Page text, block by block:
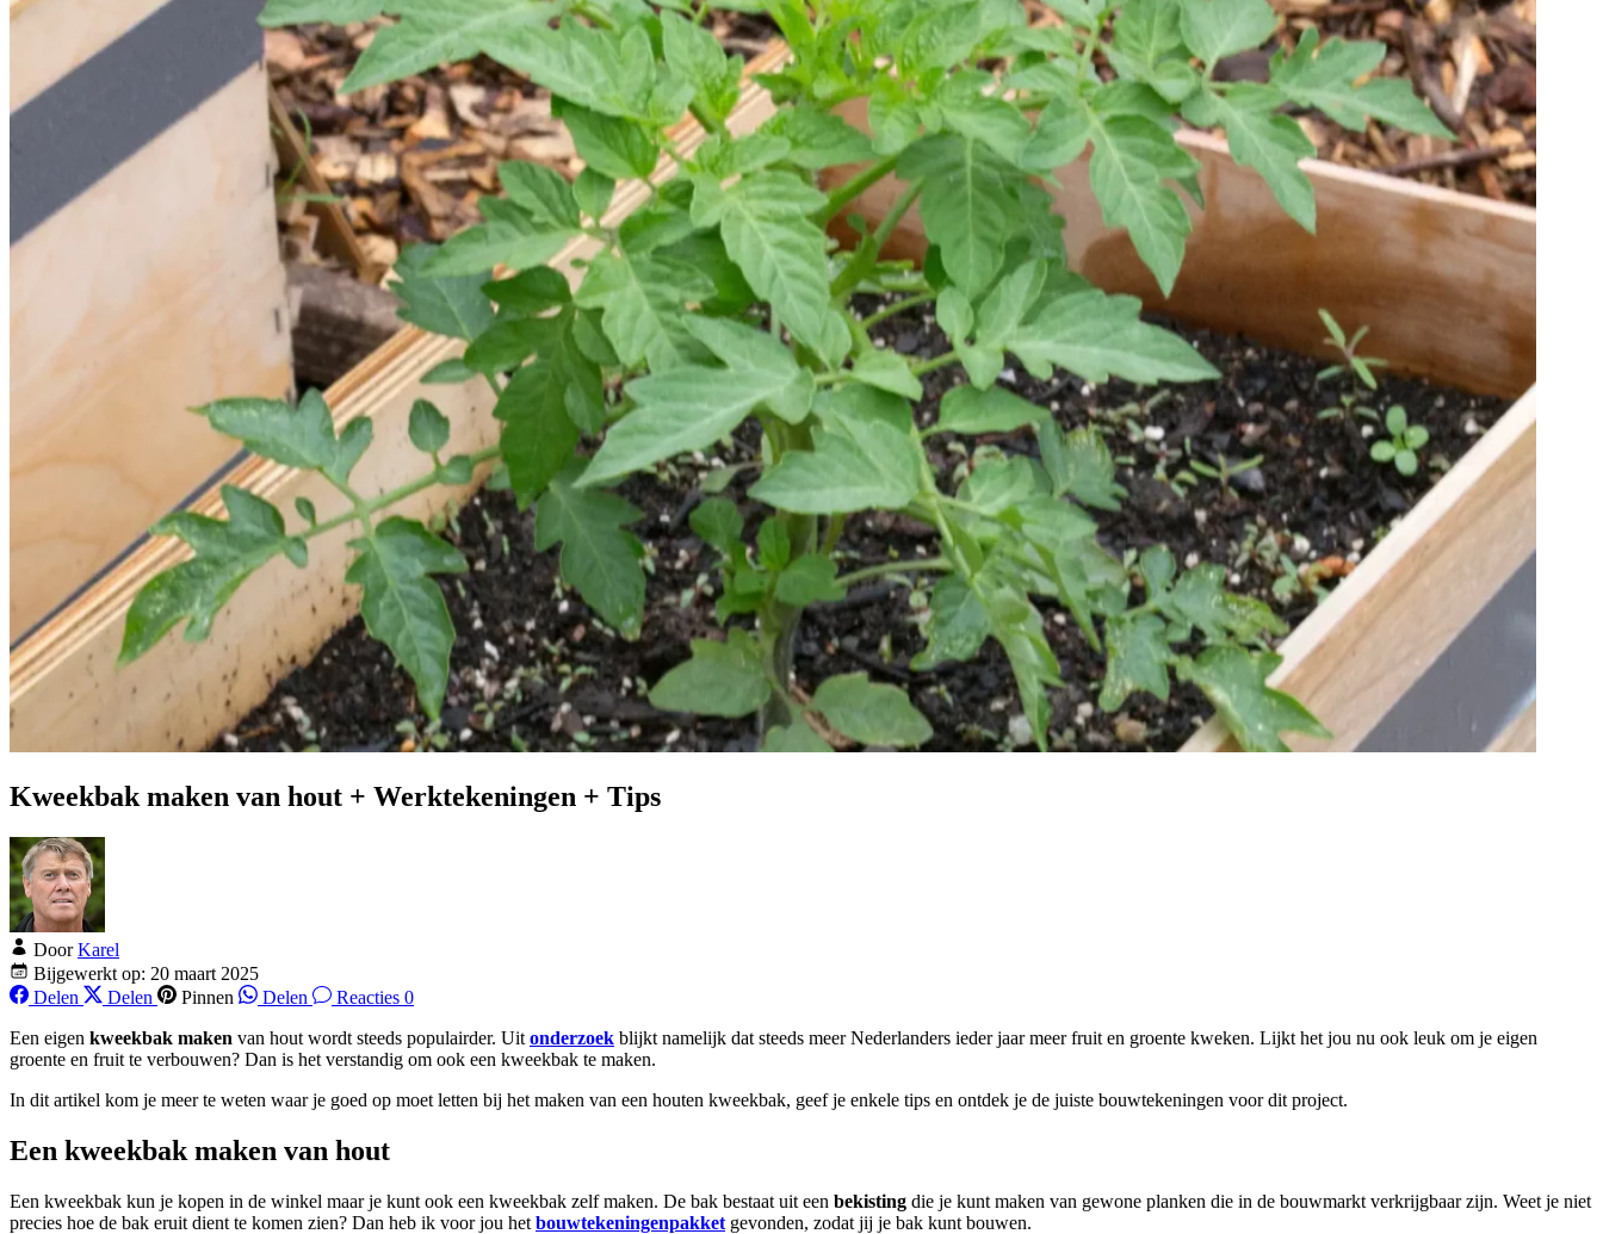
Kweekbak maken van hout + Werktekeningen + Tips
DoorKarel
Bijgewerkt op: 20 maart 2025
Delen
Delen Pinnen Delen
Reacties 0
Een eigen kweekbak maken van hout wordt steeds populairder. Uit onderzoek blijkt namelijk dat steeds meer Nederlanders ieder jaar meer fruit en groente kweken. Lijkt het jou nu ook leuk om je eigen
groente en fruit te verbouwen? Dan is het verstandig om ook een kweekbak te maken.
In dit artikel kom je meer te weten waar je goed op moet letten bij het maken van een houten kweekbak, geef je enkele tips en ontdek je de juiste bouwtekeningen voor dit project.
Een kweekbak maken van hout
Een kweekbak kun je kopen in de winkel maar je kunt ook een kweekbak zelf maken. De bak bestaat uit een bekisting die je kunt maken van gewone planken die in de bouwmarkt verkrijgbaar zijn. Weet je niet
precies hoe de bak eruit dient te komen zien? Dan heb ik voor jou het bouwtekeningenpakket gevonden, zodat jij je bak kunt bouwen.